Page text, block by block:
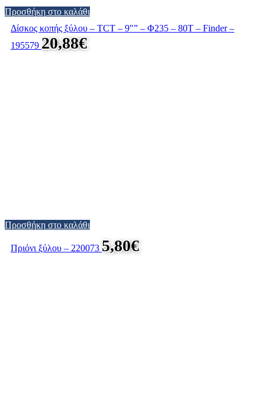
Προσθήκη στο καλάθι
Δίσκος κοπής ξύλου – TCT – 9″” – Φ235 – 80T – Finder –
195579 20,88€
Προσθήκη στο καλάθι
Πριόνι ξύλου – 220073 5,80€